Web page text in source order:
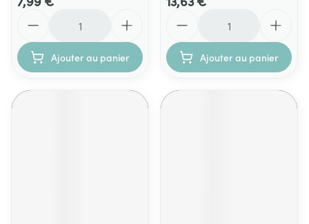
Ajouter au panier Ajouter au panier